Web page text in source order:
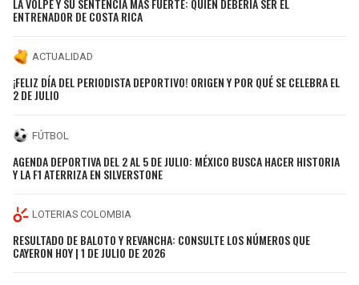
ENTRENADOR DE COSTA RICA
ACTUALIDAD
¡FELIZ DÍA DEL PERIODISTA DEPORTIVO! ORIGEN Y POR QUÉ SE CELEBRA EL
2 DE JULIO
FÚTBOL
AGENDA DEPORTIVA DEL 2 AL 5 DE JULIO: MÉXICO BUSCA HACER HISTORIA
Y LA F1 ATERRIZA EN SILVERSTONE
LOTERIAS COLOMBIA
RESULTADO DE BALOTO Y REVANCHA: CONSULTE LOS NÚMEROS QUE
CAYERON HOY | 1 DE JULIO DE 2026